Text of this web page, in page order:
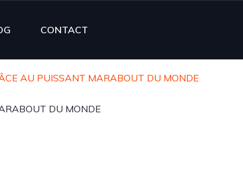
CONTACT
AU PUISSANT MARABOUT DU MONDE